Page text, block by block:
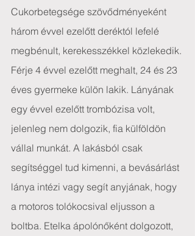
Cukorbetegsége szövődményeként
három évvel ezelőtt deréktól lefelé
megbénult, kerekesszékkel közlekedik.
Férje 4 évvel ezelőtt meghalt, 24 és 23
éves gyermeke külön lakik. Lányának
egy évvel ezelőtt trombózisa volt,
jelenleg nem dolgozik, fia külföldön
vállal munkát. A lakásból csak
segítséggel tud kimenni, a bevásárlást
lánya intézi vagy segít anyjának, hogy
a motoros tolókocsival eljusson a
boltba. Etelka ápolónőként dolgozott,